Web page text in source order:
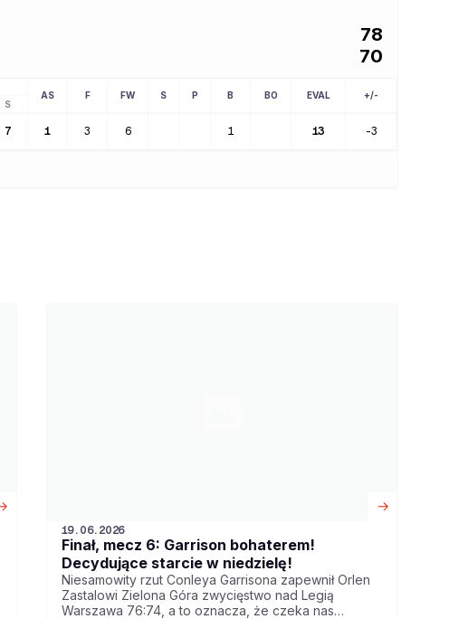
78
70
AS F FW S P B BO EVAL
+/-
S
7 1 3 6 1 13 -3
19.06.2026
Finał, mecz 6: Garrison bohaterem!
Decydujące starcie w niedzielę!
Niesamowity rzut Conleya Garrisona zapewnił Orlen
Zastalowi Zielona Góra zwycięstwo nad Legią
Warszawa 76:74, a to oznacza, że czeka nas